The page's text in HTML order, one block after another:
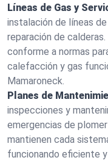
Líneas de Gas y
instalación de líneas
reparación de
conforme a normas
calefacción y gas
Mamaroneck.
Planes de
inspecciones y
emergencias de
mantienen cada
funcionando eficiente